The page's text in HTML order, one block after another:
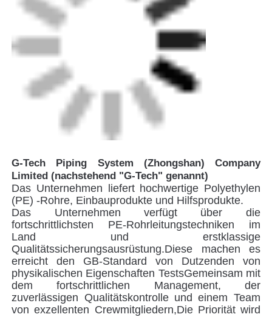
physikalischen Eigenschaften TestsGemeinsam mit
dem fortschrittlichen Management, der
zuverlässigen Qualitätskontrolle und einem Team
von exzellenten Crewmitgliedern,Die Priorität wird
immer sein, den Kunden qualitativ hochwertige
Produkte und Gesamtlösungen für das Rohrsystem
zur Verfügung zu stellen., mit Schwerpunkt auf
Sicherheit.
Neben der Rohrherstellung fungiert G-Tech auch
als Vertreter für die Herstellung von
Fittingprodukten durch GH-Fusion.Zhongshan-
basierte Logistikzentrum zusammen mit den
und die Provinz Sichuan unterstützen die
Expansion des Geschäfts und die Versorgung von
Kunden in einem vielfältigen geografischen
Netzwerk.
Unsere Kernwerte für die kontinuierliche
Entwicklung sind Rechenschaftspflicht, Innovation,
kontinuierliches Lernen, Führung und
Teamarbeit.Das Unternehmen wird weiterhin die
Kunden mit der Lieferung von hochwertigen PE-
Rohrleitungen sowie Gesamtlösungen für PE-
Rohrleitungen versorgen.In der Hoffnung, Asiens
führender PE-Leitungssystemlieferant und
Dienstleister zu sein.